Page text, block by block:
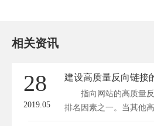
相关资讯
28
2019.05
建设高质量反向链接
指向网站的高质量反
排名因素之一。当其他